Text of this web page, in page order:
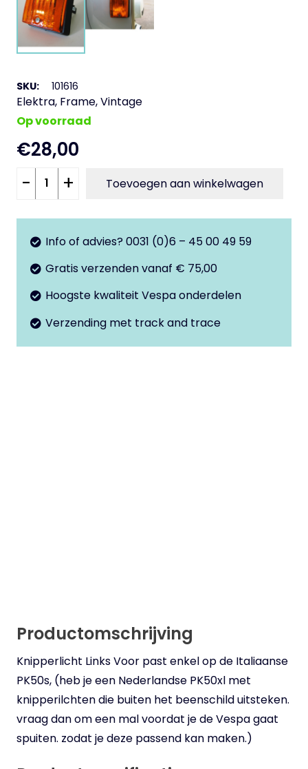
SKU: 101616
Elektra, Frame,Vintage
Op voorraad
€28,00
Knipperlicht
Italiaanse
PK50s
- + Toevoegen aan winkelwagen
Info of advies? 0031 (0)6 – 45 00 49 59
Gratis verzenden vanaf € 75,00
Hoogste kwaliteit Vespa onderdelen
Verzending met track and trace
Productomschrijving
Knipperlicht Links Voor past enkel op de Italiaanse
PK50s, (heb je een Nederlandse PK50xl met
knipperilchten die buiten het beenschild uitsteken.
vraag dan om een mal voordat je de Vespa gaat
spuiten. zodat je deze passend kan maken.)